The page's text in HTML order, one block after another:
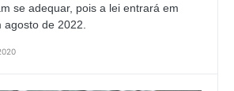
se adequar, pois a lei entrará em
de 2022.